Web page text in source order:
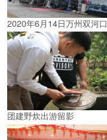
2020年6月14日万州双河口
团建野炊出游留影